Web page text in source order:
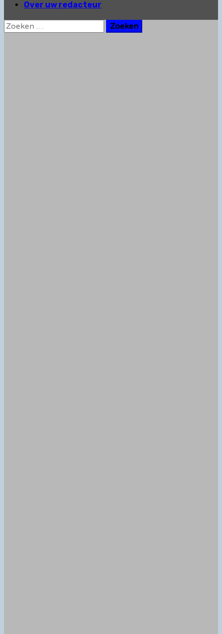
Over uw redacteur
Zoeken